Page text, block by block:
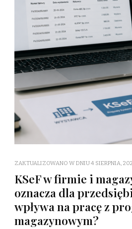
ZAKTUALIZOWANO W DNIU4 SIERPNIA,
KSeF w firmie i
oznacza dla
wpływa na pracę z
magazynowym?